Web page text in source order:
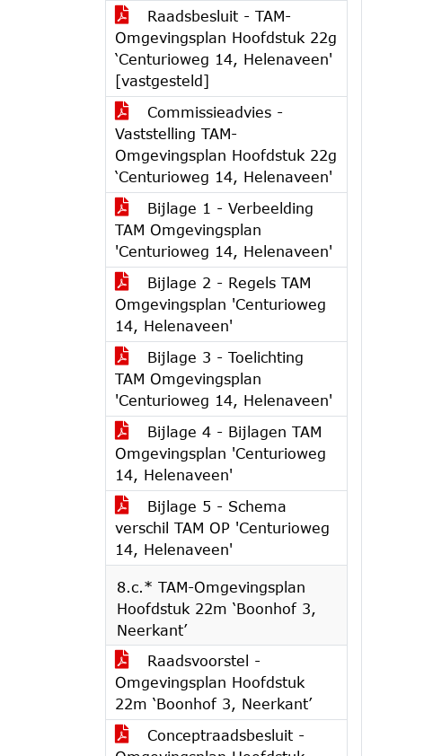
Raadsbesluit - TAM-
Omgevingsplan Hoofdstuk 22g
‘Centurioweg 14, Helenaveen'
[vastgesteld]
Commissieadvies -
Vaststelling TAM-
Omgevingsplan Hoofdstuk 22g
‘Centurioweg 14, Helenaveen'
Bijlage 1 - Verbeelding
TAM Omgevingsplan
'Centurioweg 14, Helenaveen'
Bijlage 2 - Regels TAM
Omgevingsplan 'Centurioweg
14, Helenaveen'
Bijlage 3 - Toelichting
TAM Omgevingsplan
'Centurioweg 14, Helenaveen'
Bijlage 4 - Bijlagen TAM
Omgevingsplan 'Centurioweg
14, Helenaveen'
Bijlage 5 - Schema
verschil TAM OP 'Centurioweg
14, Helenaveen'
8.c.* TAM-Omgevingsplan
Hoofdstuk 22m ‘Boonhof 3,
Neerkant’
Raadsvoorstel -
Omgevingsplan Hoofdstuk
22m ‘Boonhof 3, Neerkant’
Conceptraadsbesluit -